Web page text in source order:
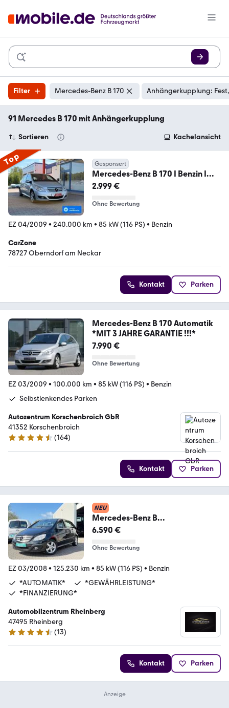
Filter Mercedes-Benz B 170 Anhängerkupplung:
91 Mercedes B 170 mit Anhängerkupplung
Sortieren Kachelansicht
Top Gesponsert
Mercedes-Benz B 170 I Benzin I
TÜV 04/2028
2.999 €
Ohne Bewertung
EZ 04/2009 • 240.000 km • 85 kW (116 PS) • Benzin
CarZone
78727 Oberndorf am Neckar
Kontakt Parken
Mercedes-Benz B 170 Automatik
*MIT 3 JAHRE GARANTIE !!!*
7.990 €
Ohne Bewertung
EZ 03/2009 • 100.000 km • 85 kW (116 PS) • Benzin
Selbstlenkendes Parken
Autozentrum Korschenbroich GbR
41352 Korschenbroich
4.7 Sterne
(164)
Kontakt Parken
NEU
Mercedes-Benz B
170*AUTOMATIK*
6.590 €
Ohne Bewertung
EZ 03/2008• 125.230 km • 85 kW (116 PS) • Benzin
*AUTOMATIK*
*GEWÄHRLEISTUNG*
*FINANZIERUNG*
Automobilzentrum Rheinberg
47495 Rheinberg
4.7 Sterne
(13)
Kontakt Parken